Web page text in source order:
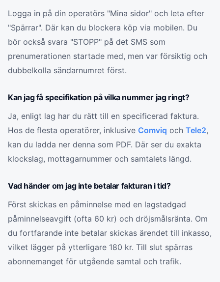
Logga in på din operatörs "Mina sidor" och leta efter
"Spärrar". Där kan du blockera köp via mobilen. Du
bör också svara "STOPP" på det SMS som
prenumerationen startade med, men var försiktig och
dubbelkolla sändarnumret först.
Kan jag få specifikation på vilka nummer jag ringt?
Ja, enligt lag har du rätt till en specificerad faktura.
Hos de flesta operatörer, inklusive Comviq och Tele2,
kan du ladda ner denna som PDF. Där ser du exakta
klockslag, mottagarnummer och samtalets längd.
Vad händer om jag inte betalar fakturan i tid?
Först skickas en påminnelse med en lagstadgad
påminnelseavgift (ofta 60 kr) och dröjsmålsränta. Om
du fortfarande inte betalar skickas ärendet till inkasso,
vilket lägger på ytterligare 180 kr. Till slut spärras
abonnemanget för utgående samtal och trafik.